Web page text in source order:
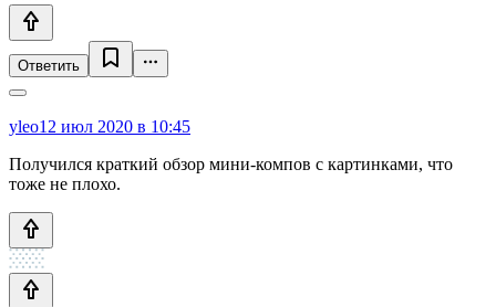
Ответить
yleo12 июл 2020 в 10:45
Получился краткий обзор мини-компов с картинками, что
тоже не плохо.